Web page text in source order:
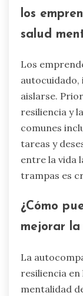
los
salud
Los
autocuidado,
aislarse.
resiliencia y
comunes
tareas y
entre la vida
trampas es
¿Cómo
mejorar la
La
resiliencia
mentalidad